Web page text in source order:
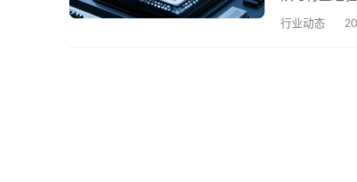
业经常面临
行业动态